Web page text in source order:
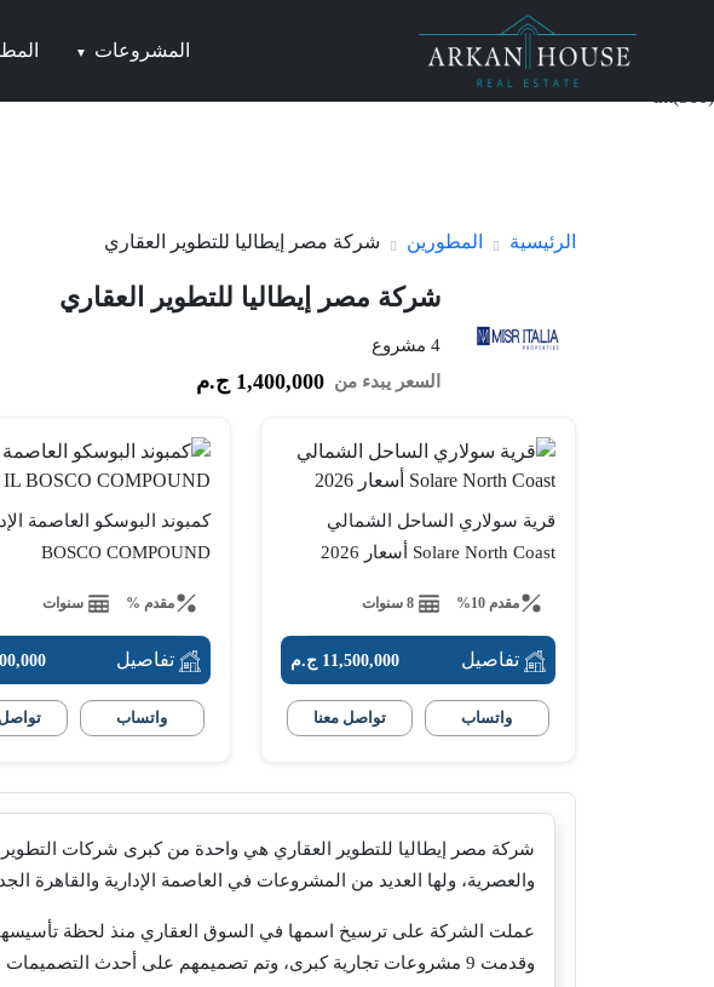
المشروعات ▼
الرئيسية المطورين شركة مصر إيطاليا للتطوير العقاري
شركة مصر إيطاليا للتطوير العقاري
4 مشروع
السعر يبدء من 1,400,000 ج.م
قرية سولاري الساحل الشمالي
Solare North Coast أسعار 2026
مقدم 10% 8 سنوات
تفاصيل 11,500,000 ج.م
واتساب تواصل معنا
BOSCO COMPOUND
مقدم % سنوات
تفاصيل
واتساب تواصل
شركة مصر إيطاليا للتطوير العقاري هي واحدة من كبرى شركات
والعصرية، ولها العديد من المشروعات في العاصمة الإدارية والقاهرة
وقدمت 9 مشروعات تجارية كبرى، وتم تصميمهم على أحدث التصميمات العالمية، بالغضافة إلى تزويدهم بالخدمات المتكاملة.